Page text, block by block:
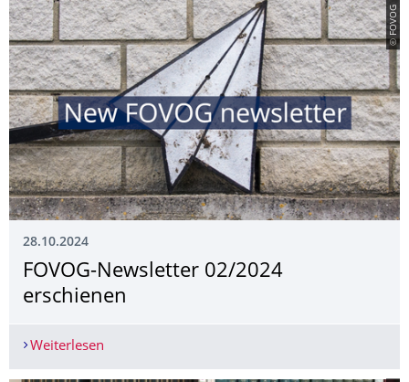
© FOVOG
28.10.2024
FOVOG-Newsletter 02/2024
erschienen
Weiterlesen